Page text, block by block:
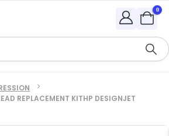
0
REPLACEMENT KITHP DESIGNJET